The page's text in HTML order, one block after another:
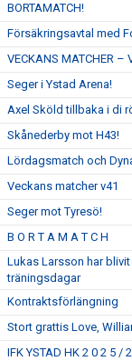
BORTAMATCH!
Försäkringsavtal med
VECKANS MATCHER –
Seger i Ystad Arena!
Axel Sköld tillbaka i di
Skånederby mot H43!
Lördagsmatch och
Veckans matcher v41
Seger mot Tyresö!
B O R T A M A T C H
Lukas Larsson har
träningsdagar
Kontraktsförlängning
Stort grattis Love,
IFK YSTAD HK 2 0 2 5 /